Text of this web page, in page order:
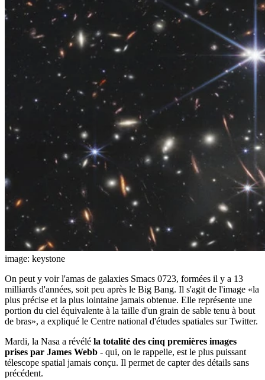
image: keystone
On peut y voir l'amas de galaxies Smacs 0723, formées il y a 13
milliards d'années, soit peu après le Big Bang. Il s'agit de l'image «la
plus précise et la plus lointaine jamais obtenue. Elle représente une
portion du ciel équivalente à la taille d'un grain de sable tenu à bout
de bras», a expliqué le Centre national d'études spatiales sur Twitter.
Mardi, la Nasa a révélé la totalité des cinq premières images
prises par James Webb - qui, on le rappelle, est le plus puissant
télescope spatial jamais conçu. Il permet de capter des détails sans
précédent.